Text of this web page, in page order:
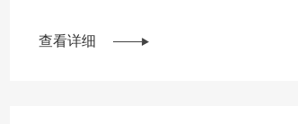
查看详细